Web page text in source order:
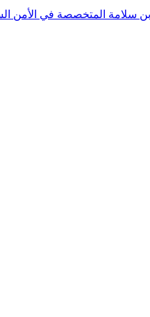
سلامة المتخصصة في الأمن